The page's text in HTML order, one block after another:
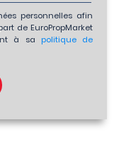
personnelles afin
de EuroPropMarket
à sa politique de